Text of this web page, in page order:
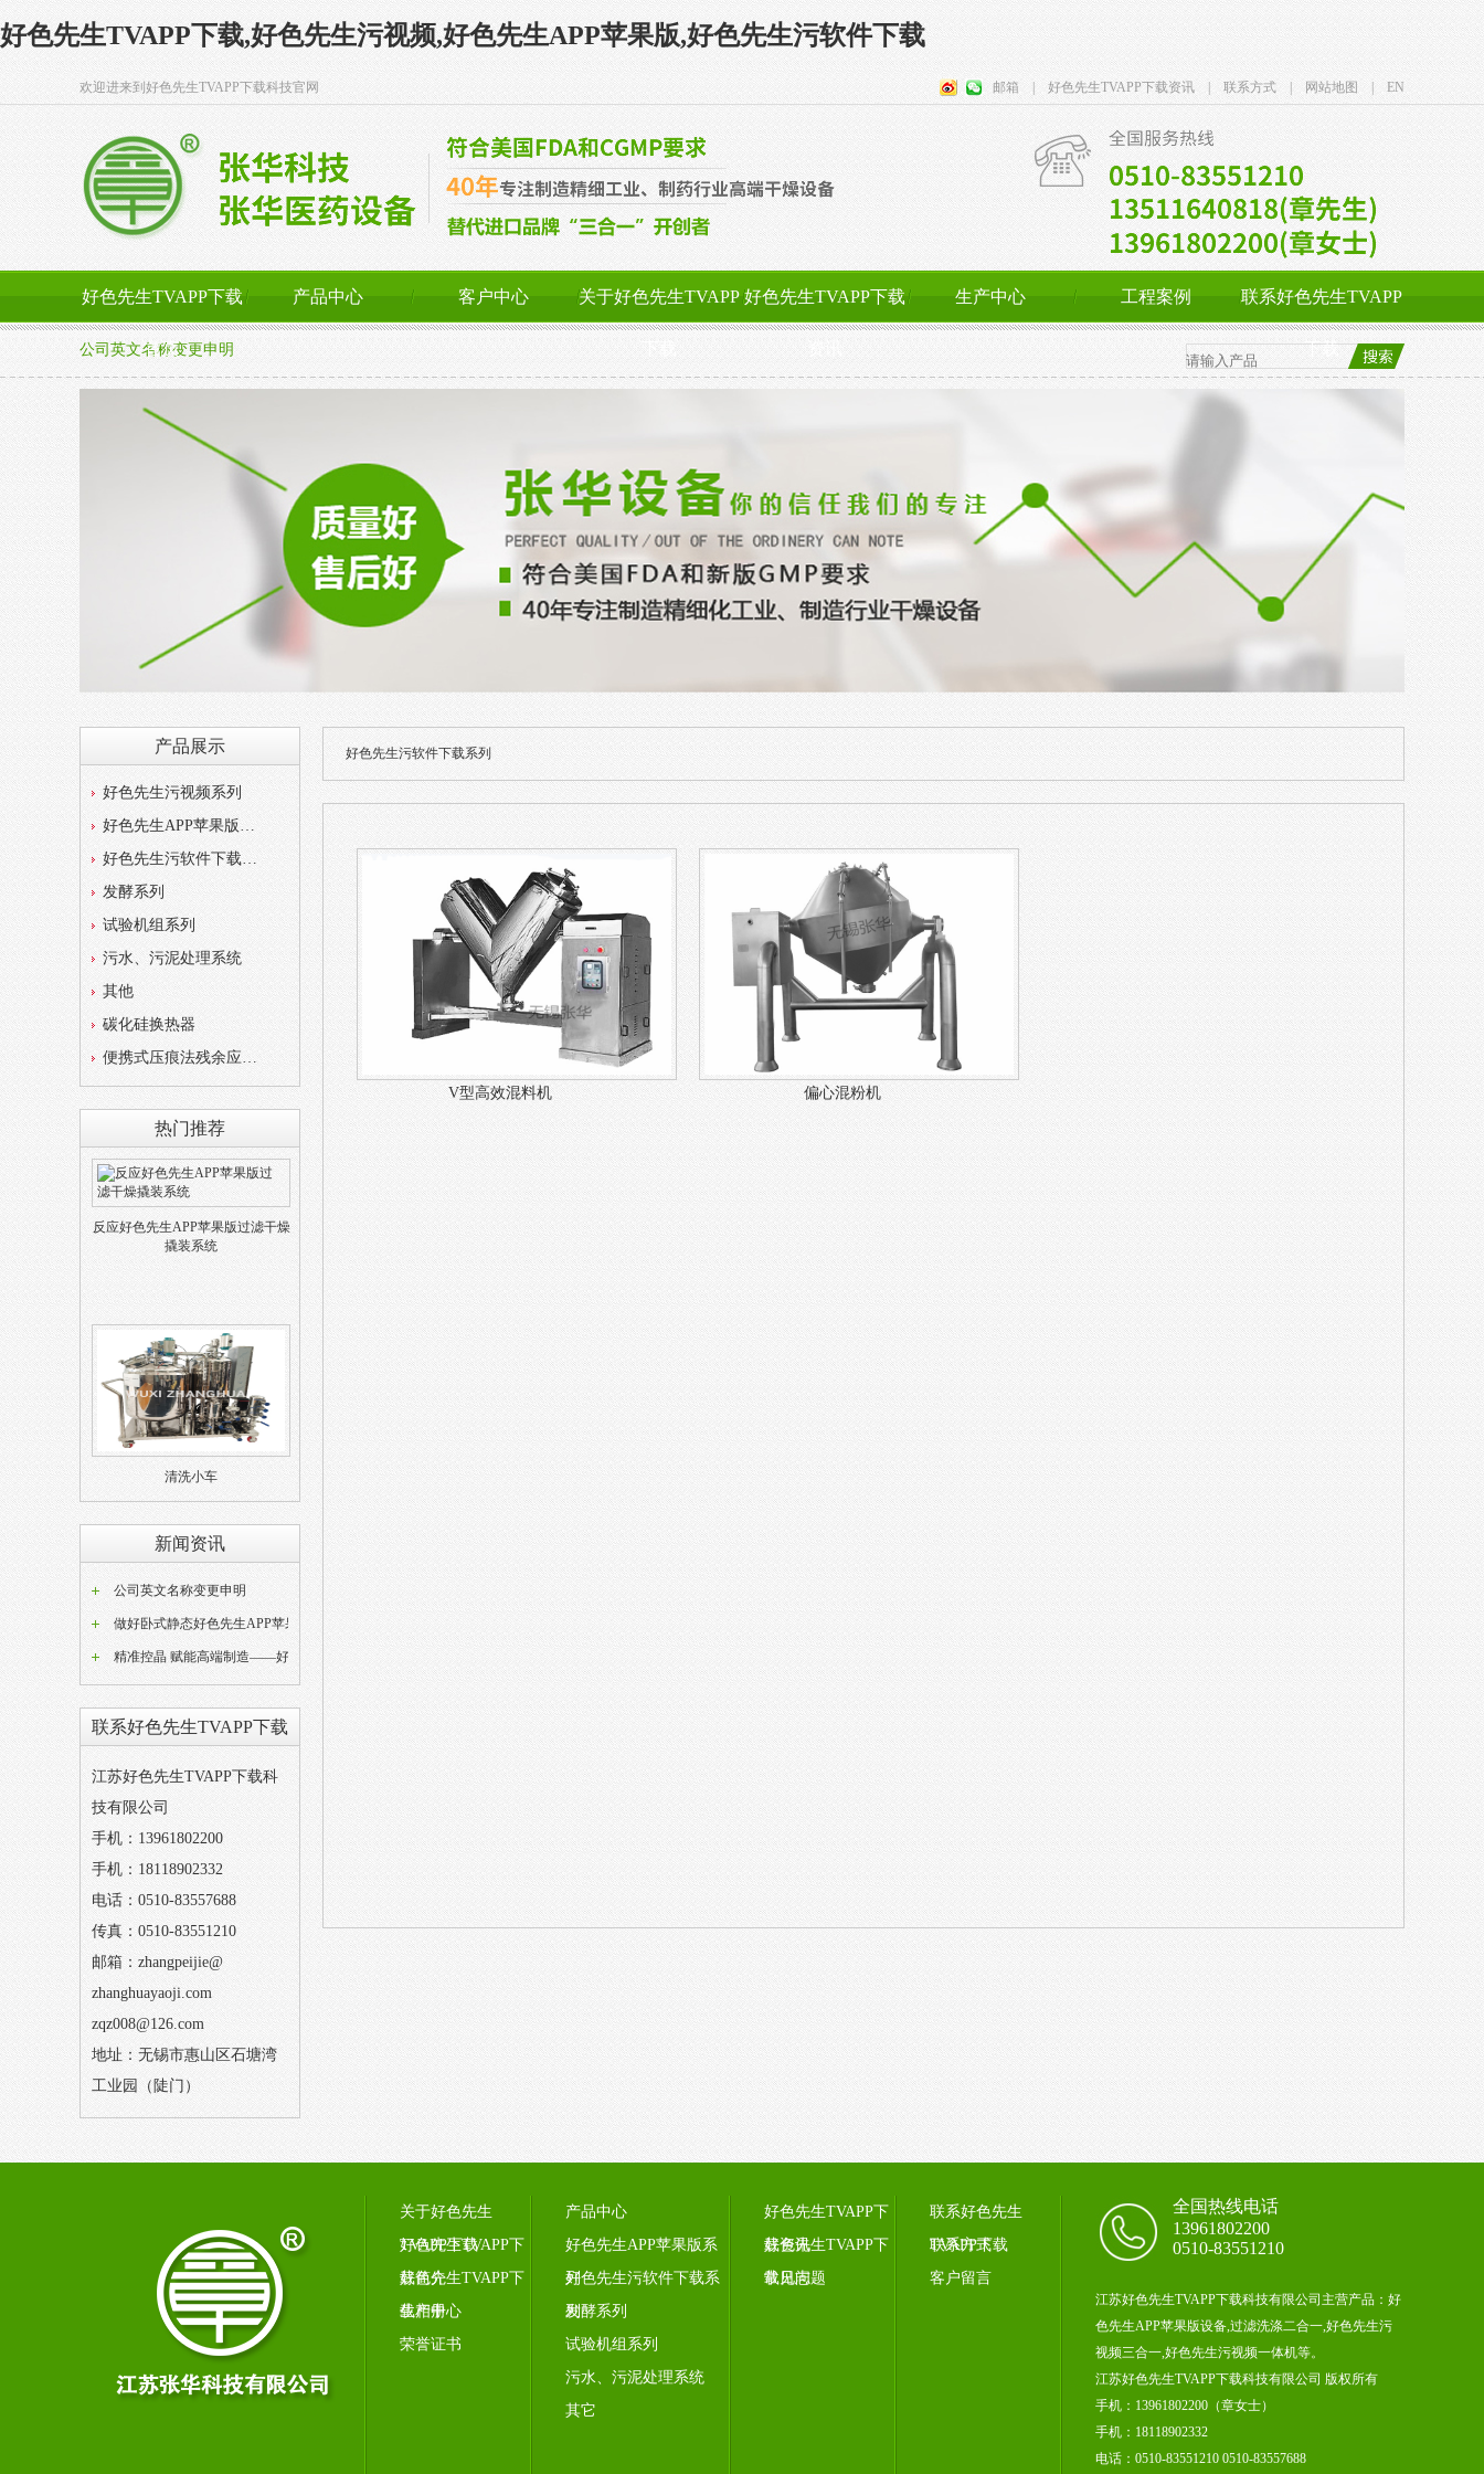
好色先生TVAPP下载,好色先生污视频,好色先生APP苹果版,好色先生污软件下载
欢迎进来到好色先生TVAPP下载科技官网 邮箱 | 好色先生TVAPP下载资讯 | 联系方式 | 网站地图 | EN
好色先生TVAPP下载
首页
产品中心 客户中心 关于好色先生TVAPP 好色先生TVAPP下载 生产中心 工程案例 联系好色先生TVAPP
下载
公司英文名称变更申明
产品展示
好色先生污视频系列
好色先生APP苹果版系列
好色先生污软件下载系列
发酵系列
试验机组系列
污水、污泥处理系统
其他
碳化硅换热器
便携式压痕法残余应力测试仪
热门推荐
反应好色先生APP苹果版过滤干燥
撬装系统
清洗小车
新闻资讯
公司英文名称变更申明
联系好色先生TVAPP下载
江苏好色先生TVAPP下载科
技有限公司
手机：13961802200
手机：18118902332
电话：0510-83557688
传真：0510-83551210
邮箱：zhangpeijie@
zhanghuayaoji.com
zqz008@126.com
地址：无锡市惠山区石塘湾
工业园（陡门）
好色先生污软件下载系列
V型高效混料机 偏心混粉机
关于好色先生
TVAPP下载
好色先生TVAPP下
载简介
好色先生TVAPP下
载相册
生产中心
荣誉证书
产品中心
好色先生APP苹果版系
列
好色先生污软件下载系
列
发酵系列
试验机组系列
污水、污泥处理系统
其它
好色先生TVAPP下
载资讯
好色先生TVAPP下
载日志
常见问题
联系好色先生
TVAPP下载
联系方式
客户留言
全国热线电话
13961802200
0510-83551210
江苏好色先生TVAPP下载科技有限公司主营产品：好
色先生APP苹果版设备,过滤洗涤二合一,好色先生污
视频三合一,好色先生污视频一体机等。
江苏好色先生TVAPP下载科技有限公司 版权所有
手机：13961802200（章女士）
手机：18118902332
电话：0510-83551210 0510-83557688